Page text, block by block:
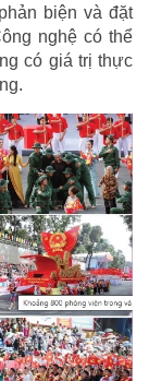
biện và đặt
nghệ có thể
có giá trị thực